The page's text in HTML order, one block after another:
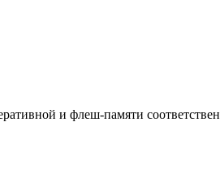
и флеш-памяти